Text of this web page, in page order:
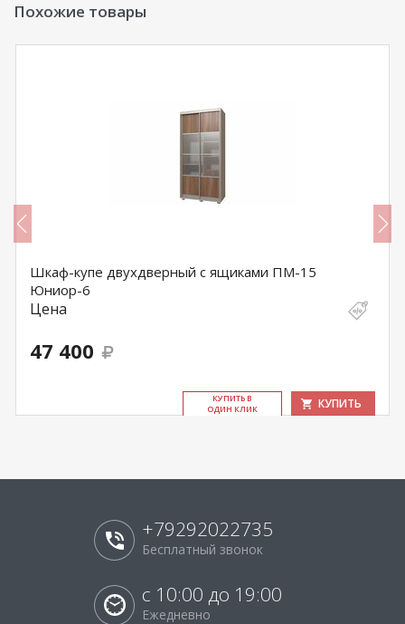
Похожие товары
Шкаф-купе двухдверный с ящиками ПМ-15
Юниор-6
Цена
47 400
КУ­ПИТЬ В
ОДИН КЛИК
КУПИТЬ
+79292022735
Бесплатный звонок
с 10:00 до 19:00
Ежедневно